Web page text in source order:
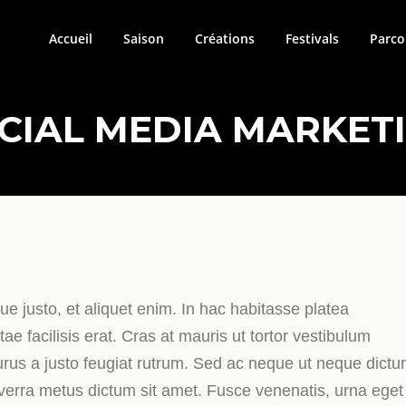
Accueil Saison Créations Festivals
MEDIA
justo, et aliquet enim. In hac habitasse platea
facilisis erat. Cras at mauris ut tortor vestibulum
a justo feugiat rutrum. Sed ac neque ut neque
metus dictum sit amet. Fusce venenatis, urna eget